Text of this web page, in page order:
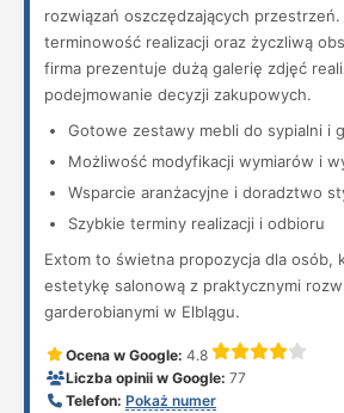
rozwiązań oszczędzających
terminowość realizacji oraz życzliwą
firma prezentuje dużą galerię zdjęć
podejmowanie decyzji zakupowych.
Gotowe zestawy mebli do sypialni i
Możliwość modyfikacji wymiarów i
Wsparcie aranżacyjne i doradztwo
Szybkie terminy realizacji i odbioru
Extom to świetna propozycja dla osób,
estetykę salonową z praktycznymi
garderobianymi w Elblągu.
Ocena w Google: 4.8
Liczba opinii w Google: 77
Telefon: Pokaż numer